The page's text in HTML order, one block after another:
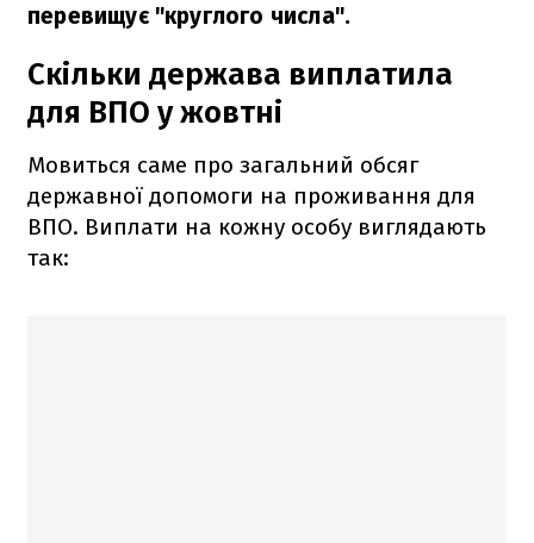
перевищує "круглого числа".
Скільки держава виплатила
для ВПО у жовтні
Мовиться саме про загальний обсяг
державної допомоги на проживання для
ВПО. Виплати на кожну особу виглядають
так: